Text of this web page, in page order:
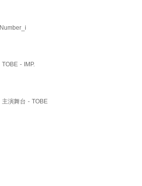
Number_i
TOBE
IMP.
主演舞台
TOBE